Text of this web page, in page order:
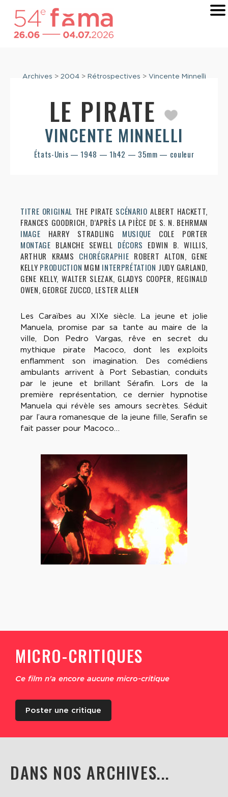
Archives > 2004> Rétrospectives > Vincente Minnelli
LE PIRATE
VINCENTE MINNELLI
États-Unis — 1948 — 1h42 — 35mm — couleur
TITRE ORIGINAL THE PIRATE SCÉNARIOALBERT HACKETT,
FRANCES GOODRICH, D’APRÈS LA PIÈCE DE S. N. BEHRMAN
IMAGE HARRY STRADLING MUSIQUE COLE PORTER
MONTAGE BLANCHE SEWELL DÉCORS EDWIN B. WILLIS,
ARTHUR KRAMS CHORÉGRAPHIE ROBERT ALTON, GENE
KELLY PRODUCTION MGM INTERPRÉTATION JUDY GARLAND,
GENE KELLY, WALTER SLEZAK, GLADYS COOPER, REGINALD
OWEN, GEORGE ZUCCO, LESTER ALLEN
Les Caraïbes au XIXe siècle. La jeune et jolie
Manuela, promise par sa tante au maire de la
ville, Don Pedro Vargas, rêve en secret du
mythique pirate Macoco, dont les exploits
enflamment son imagination. Des comédiens
ambulants arrivent à Port Sebastian, conduits
par le jeune et brillant Sérafin. Lors de la
première représentation, ce dernier hypnotise
Manuela qui révèle ses amours secrètes. Séduit
par l’aura romanesque de la jeune fille, Serafin se
fait passer pour Macoco…
MICRO-CRITIQUES
Ce film n'a encore aucune micro-critique
Poster une critique
DANS NOS ARCHIVES...